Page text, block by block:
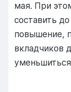
мая. При
составить
повышение,
вкладчиков